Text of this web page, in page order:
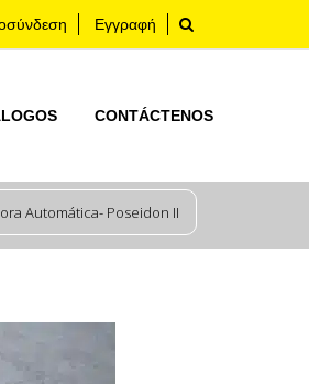
Εγγραφή
CONTÁCTENOS
Automática- Poseidon II